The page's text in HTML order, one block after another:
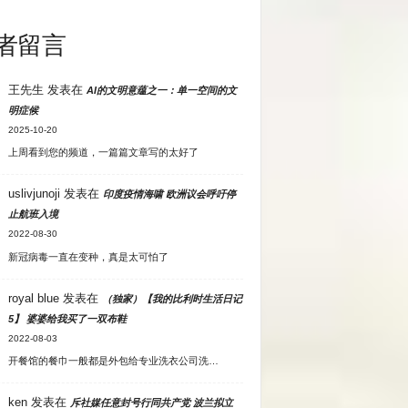
留言
王先生 发表在 AI的文明意蕴之一：单一空间的文
明症候
2025-10-20
上周看到您的频道，一篇篇文章写的太好了
uslivjunoji 发表在 印度疫情海啸 欧洲议会呼吁停
止航班入境
2022-08-30
新冠病毒一直在变种，真是太可怕了
royal blue发表在
（独家）【我的比利时生活日记
5】 婆婆给我买了一双布鞋
2022-08-03
开餐馆的餐巾一般都是外包给专业洗衣公司洗…
ken发表在 斥社媒任意封号行同共产党 波兰拟立